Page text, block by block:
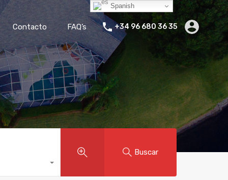
Vacacional Blog Empresa Contacto
FAQ’s
Contacto
FAQ’s +34 96 680 36 35
Buscar
Spanish